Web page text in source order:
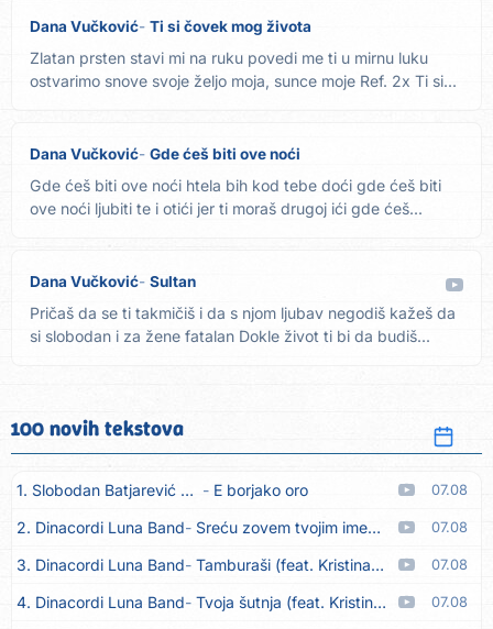
Dana Vučković Ti si čovek mog života
Zlatan prsten stavi mi na ruku povedi me ti u mirnu luku
ostvarimo snove svoje željo moja, sunce moje Ref. 2x Ti si...
Dana Vučković Gde ćeš biti ove noći
Gde ćeš biti ove noći htela bih kod tebe doći gde ćeš biti
ove noći ljubiti te i otići jer ti moraš drugoj ići gde ćeš...
Dana Vučković Sultan
Pričaš da se ti takmičiš i da s njom ljubav negodiš kažeš da
si slobodan i za žene fatalan Dokle život ti bi da budiš...
100 novih tekstova
1. Slobodan Batjarević Čobe E borjako oro 07.08
2. Dinacordi Luna Band Sreću zovem tvojim imenom (feat. Kristina Smetko) 07.08
3. Dinacordi Luna Band Tamburaši (feat. Kristina Smetko) 07.08
4. Dinacordi Luna Band Tvoja šutnja (feat. Kristina Smetko) 07.08